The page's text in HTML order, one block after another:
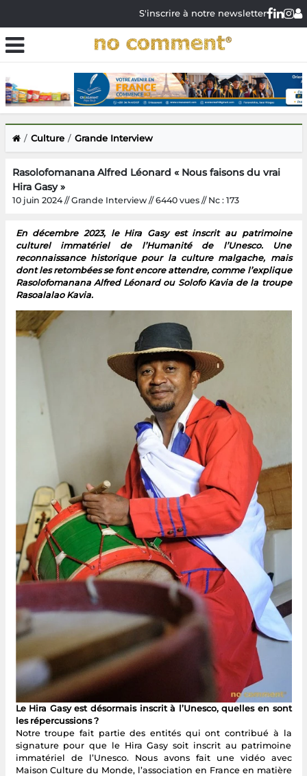
S'inscrire à notre newsletter
Culture Grande Interview
Rasolofomanana Alfred Léonard « Nous faisons du vrai
Hira Gasy »
10 juin 2024 // Grande Interview // 6440 vues // Nc : 173
En décembre 2023, le Hira Gasy est inscrit au patrimoine
culturel immatériel de l’Humanité de l’Unesco. Une
reconnaissance historique pour la culture malgache, mais
dont les retombées se font encore attendre, comme l’explique
Rasolofomanana Alfred Léonard ou Solofo Kavia de la troupe
Rasoalalao Kavia.
Le Hira Gasy est désormais inscrit à l’Unesco, quelles en sont
les répercussions ?
Notre troupe fait partie des entités qui ont contribué à la
signature pour que le Hira Gasy soit inscrit au patrimoine
immatériel de l’Unesco. Nous avons fait une vidéo avec
Maison Culture du Monde, l’association en France en matière